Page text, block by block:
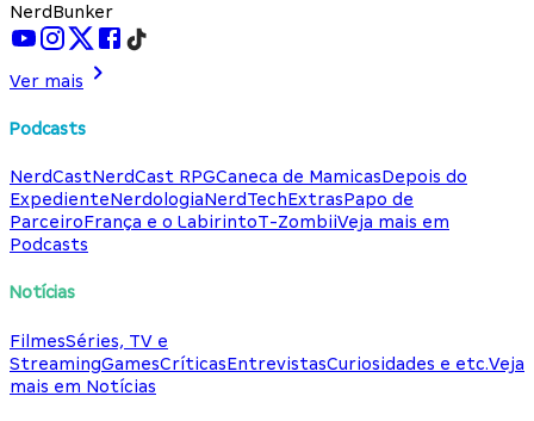
NerdBunker
Ver mais
Podcasts
NerdCastNerdCast RPGCaneca de MamicasDepois do
ExpedienteNerdologiaNerdTechExtrasPapo de
ParceiroFrança e o LabirintoT-ZombiiVeja mais em
Podcasts
Notícias
FilmesSéries, TV e
StreamingGamesCríticasEntrevistasCuriosidades e etc.Veja
mais em Notícias